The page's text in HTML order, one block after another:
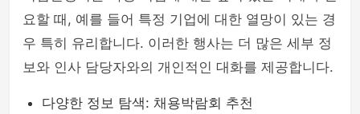
요할 때, 예를 들어 특정 기업에 대한 열망이 있는 경
우 특히 유리합니다. 이러한 행사는 더 많은 세부 정
보와 인사 담당자와의 개인적인 대화를 제공합니다.
다양한 정보 탐색: 채용박람회 추천